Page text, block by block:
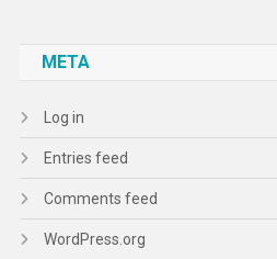
META
Log in
Entries feed
Comments feed
WordPress.org